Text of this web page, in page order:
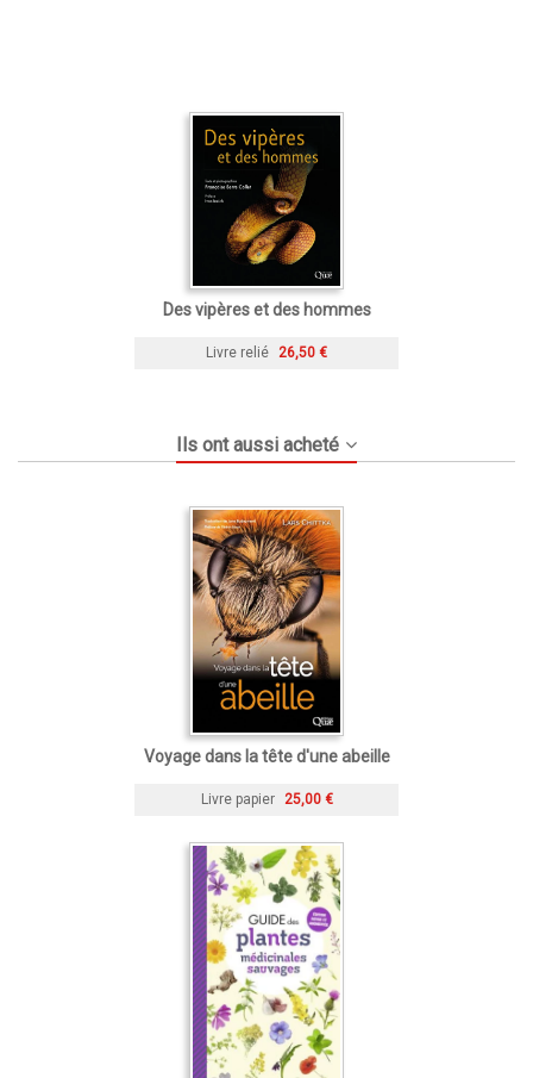
Des vipères et des hommes
Livre relié 26,50 €
Ils ont aussi acheté
Voyage dans la tête d'une abeille
Livre papier 25,00 €